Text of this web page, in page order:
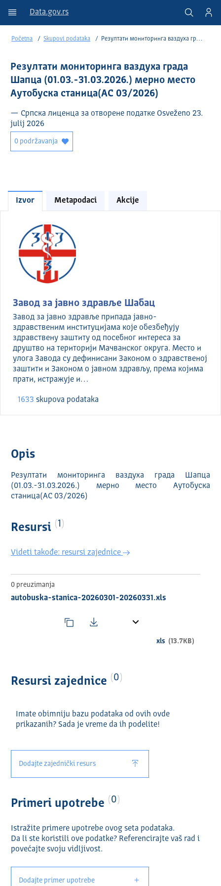
Data.gov.rs
Početna Skupovi podataka Резултати мониторинга ваздуха града Шапца (01.03.-31.03.2026.) мерно место Аутобуска станица(АС 03/2026)
Резултати мониторинга ваздуха града
Шапца (01.03.-31.03.2026.) мерно место
Аутобуска станица(АС 03/2026)
— Српска лиценца за отворене податке Osveženo 23.
julij 2026
0 podržavanja
Izvor Metapodaci Akcije
Завод за јавно здравље Шабац
Завод за јавно здравље припада јавно-
здравственим институцијама које обезбеђују
здравствену заштиту од посебног интереса за
друштво на територији Мачванског округа. Место и
улога Завода су дефинисани Законом о здравственој
заштити и Законом о јавном здрављу, према којима
прати, истражује и…
1633 skupova podataka
Opis
Резултати мониторинга ваздуха града Шапца
(01.03.-31.03.2026.) мерно место Аутобуска
станица(АС 03/2026)
Resursi 1
Videti takođe: resursi zajednice
0 preuzimanja
autobuska-stanica-20260301-20260331.xls
xls (13.7KB)
Resursi zajednice 0
Imate obimniju bazu podataka od ovih ovde
prikazanih? Sada je vreme da ih podelite!
Dodajte zajednički resurs
Primeri upotrebe 0
Istražite primere upotrebe ovog seta podataka.
Da li ste koristili ove podatke? Referencirajte vaš rad i
povećajte svoju vidlјivost.
Dodajte primer upotrebe